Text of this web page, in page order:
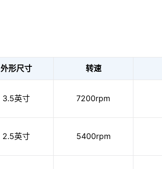
外形尺寸 转速
3.5英寸 7200rpm
2.5英寸 5400rpm